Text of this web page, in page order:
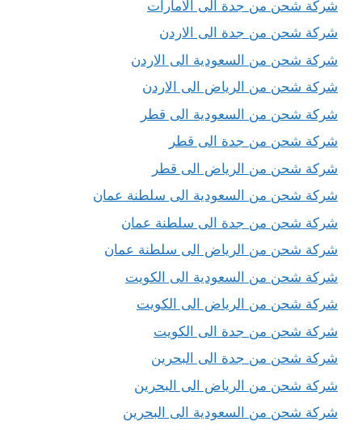
شركة شحن من جدة الى الامارات
شركة شحن من جدة الى الاردن
شركة شحن من السعودية الى الاردن
شركة شحن من الرياض الى الاردن
شركة شحن من السعودية الى قطر
شركة شحن من جدة الى قطر
شركة شحن من الرياض الى قطر
شركة شحن من السعودية الى سلطنة عمان
شركة شحن من جدة الى سلطنة عمان
شركة شحن من الرياض الى سلطنة عمان
شركة شحن من السعودية الى الكويت
شركة شحن من الرياض الى الكويت
شركة شحن من جدة الى الكويت
شركة شحن من جدة الى البحرين
شركة شحن من الرياض الى البحرين
شركة شحن من السعودية الى البحرين